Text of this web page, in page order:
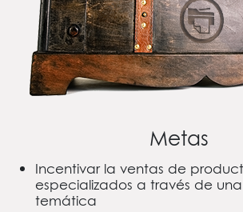
Metas
Incentivar la ventas de
especializados a través de
temática